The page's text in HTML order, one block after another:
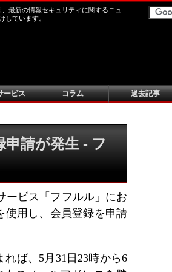
最新の情報セキュリティに関するニュ
しています。
ービス コラム 過去記事
請が発生 - フ
ービス「フフルル」にお
使用し、会員登録を申請
ば、5月31日23時から6